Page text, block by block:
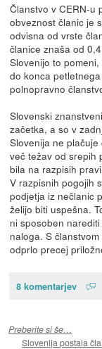
Članstvo v CERN-u
obveznost članic je
odvisna od vrste
članice znaša od
Slovenijo to
do konca
polnopravno
Slovenski
začetka, a so v
Slovenija ne
več težav od srepih
bila na razpisih
V razpisnih pogojih
podjetja iz nečlanic
želijo biti uspešna.
ni sposoben
naloga. S
odprlo precej
8 komentarjev
Preberite si še…
Slovenija postala